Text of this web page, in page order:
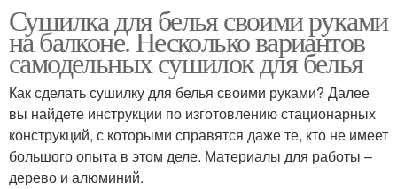
Сушилка для белья своими руками
на балконе. Несколько вариантов
самодельных сушилок для белья
Как сделать сушилку для белья своими руками? Далее
вы найдете инструкции по изготовлению стационарных
конструкций, с которыми справятся даже те, кто не имеет
большого опыта в этом деле. Материалы для работы –
дерево и алюминий.